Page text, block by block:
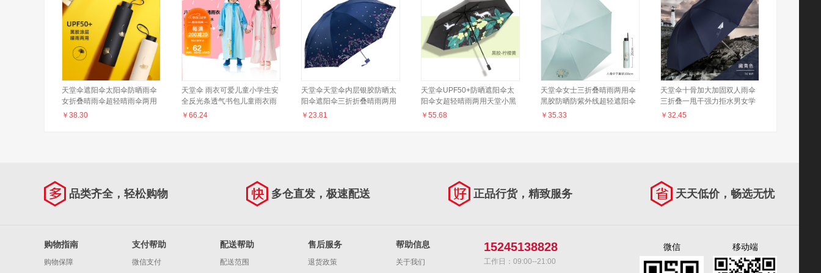
天堂伞遮阳伞太阳伞防晒雨伞
女折叠晴雨伞超轻晴雨伞两用
便携小巧太阳伞 尝鲜款银杏4#
￥ 38.30
天堂伞 雨衣可爱儿童小学生安
全反光条透气书包儿童雨衣雨
披男女 粉色3XL码
￥ 66.24
天堂伞天堂伞内层银胶防晒太
阳伞遮阳伞三折折叠晴雨两用
伞336T银丝印 藏青色(19花色)
￥ 23.81
天堂伞UPF50+防晒遮阳伞太
阳伞女超轻晴雨两用天堂小黑
伞防紫外线三折创意插画黑胶
￥ 55.68
天堂伞女士三折叠晴雨两用伞
黑胶防晒防紫外线超轻遮阳伞
太阳伞小清新雨伞小巧便携 青
￥ 35.33
天堂伞十骨加大加固双人雨伞
三折叠一甩干强力拒水男女学
生防风商务伞定制logo大伞 童
￥ 32.45
品类齐全，轻松购物 多仓直发，极速配送 正品行货，精致服务 天天低价，畅选无忧
购物指南
购物保障
支付帮助
微信支付
配送帮助
配送范围
售后服务
退货政策
帮助信息
关于我们
15245138828
工作日：09:00--21:00
微信 移动端